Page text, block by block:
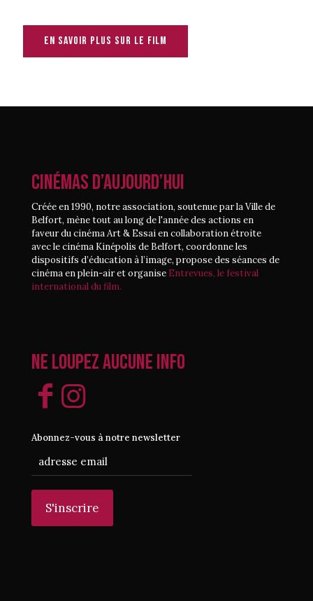
En savoir plus sur le film
CINÉMAS D’AUJOURD’HUI
Créée en 1990, notre association, soutenue par la Ville de
Belfort, mène tout au long de l'année des actions en
faveur du cinéma Art & Essai en collaboration étroite
avec le cinéma Kinépolis de Belfort, coordonne les
dispositifs d’éducation à l’image, propose des séances de
cinéma en plein-air et organise Entrevues, le festival
international du film.
Ne loupez aucune info
Abonnez-vous à notre newsletter